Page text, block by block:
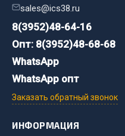
Блоки реле и
Выключатели и
Выключатели кнопочные
Выключатель массы
Изолента
sales@ics38.ru
8(3952)48-64-16
Опт: 8(3952)48-68-68
WhatsApp
WhatsApp опт
Заказать обратный звонок
ИНФОРМАЦИЯ